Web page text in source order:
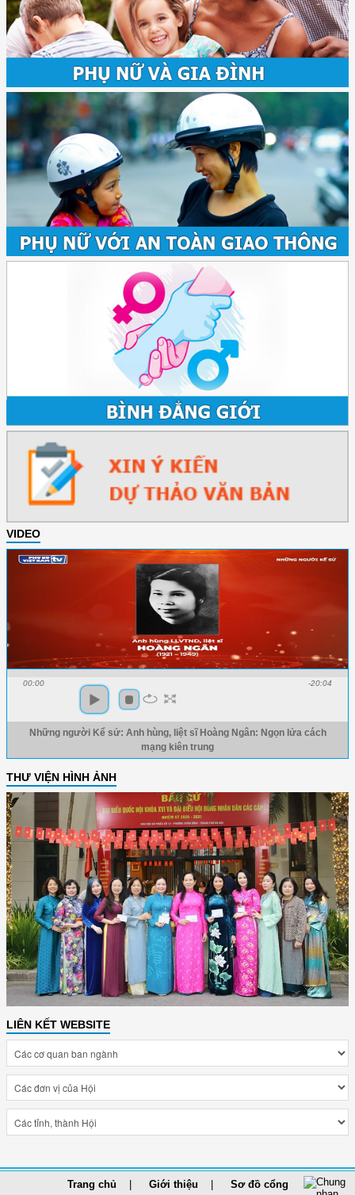
VIDEO
00:00 -20:04
Những người Kể sử: Anh hùng, liệt sĩ Hoàng Ngân: Ngọn lửa cách
mạng kiên trung
THƯ VIỆN HÌNH ẢNH
LIÊN KẾT WEBSITE
Trang chủ Giới thiệu Sơ đồ cổng